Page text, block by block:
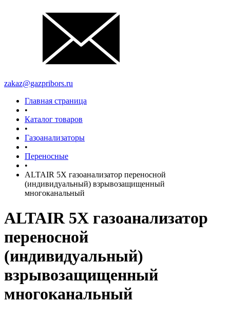
zakaz@gazpribors.ru
Главная страница
•
Каталог товаров
•
Газоанализаторы
•
Переносные
•
ALTAIR 5X газоанализатор переносной
(индивидуальный) взрывозащищенный
многоканальный
ALTAIR 5X газоанализатор
переносной
(индивидуальный)
взрывозащищенный
многоканальный